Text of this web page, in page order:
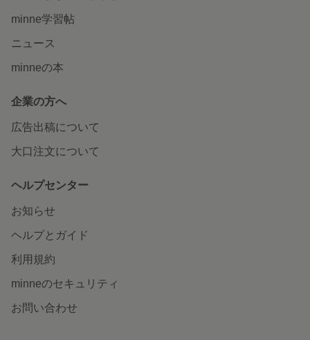
minne学習帖
ニュース
minneの本
企業の方へ
広告出稿について
大口注文について
ヘルプセンター
お知らせ
ヘルプとガイド
利用規約
minneのセキュリティ
お問い合わせ